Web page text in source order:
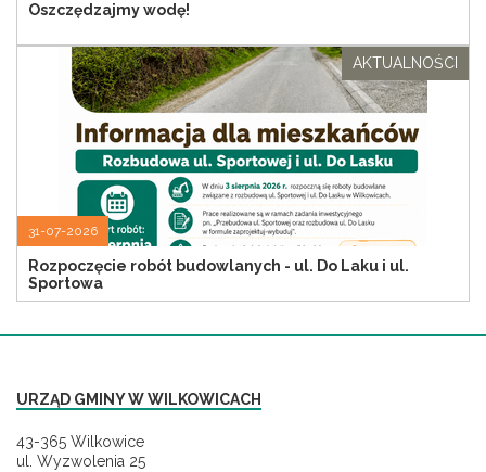
Oszczędzajmy wodę!
31-07-2026
Rozpoczęcie robót budowlanych - ul. Do Laku i ul.
Sportowa
AKTUALNOŚCI
URZĄD GMINY W WILKOWICACH
43-365 Wilkowice
ul. Wyzwolenia 25